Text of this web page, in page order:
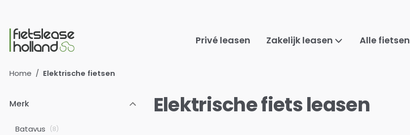
Privé leasen Zakelijk leasen Alle fietsen
Home / Elektrische fietsen
Elektrische fiets leasen
Merk
Batavus (8)